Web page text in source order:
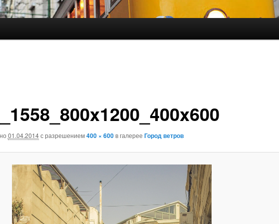
01.04.2014с разрешением400 × 600в галерее Город ветров